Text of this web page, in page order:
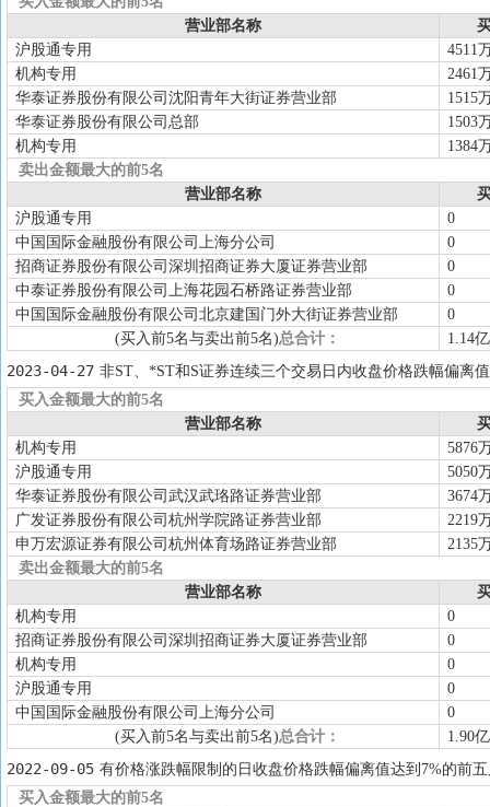
营业部名称
沪股通专用
4511
机构专用
2461
华泰证券股份有限公司沈阳青年大街证券营业部
1515
华泰证券股份有限公司总部
1503
机构专用
1384
卖出金额最大的前5名
营业部名称
沪股通专用
0
中国国际金融股份有限公司上海分公司
0
招商证券股份有限公司深圳招商证券大厦证券营业部
0
中泰证券股份有限公司上海花园石桥路证券营业部
0
中国国际金融股份有限公司北京建国门外大街证券营业部
0
(买入前5名与卖出前5名)总合计： 1.14亿
2023-04-27 非ST、*ST和S证券连续三个交易日内收盘价格跌幅偏离
买入金额最大的前5名
营业部名称
机构专用
5876
沪股通专用
5050
华泰证券股份有限公司武汉武珞路证券营业部
3674
广发证券股份有限公司杭州学院路证券营业部
2219
申万宏源证券有限公司杭州体育场路证券营业部
2135
卖出金额最大的前5名
营业部名称
机构专用
0
招商证券股份有限公司深圳招商证券大厦证券营业部
0
机构专用
0
沪股通专用
0
中国国际金融股份有限公司上海分公司
0
(买入前5名与卖出前5名)总合计： 1.90亿
2022-09-05 有价格涨跌幅限制的日收盘价格跌幅偏离值达到7%的前
买入金额最大的前5名